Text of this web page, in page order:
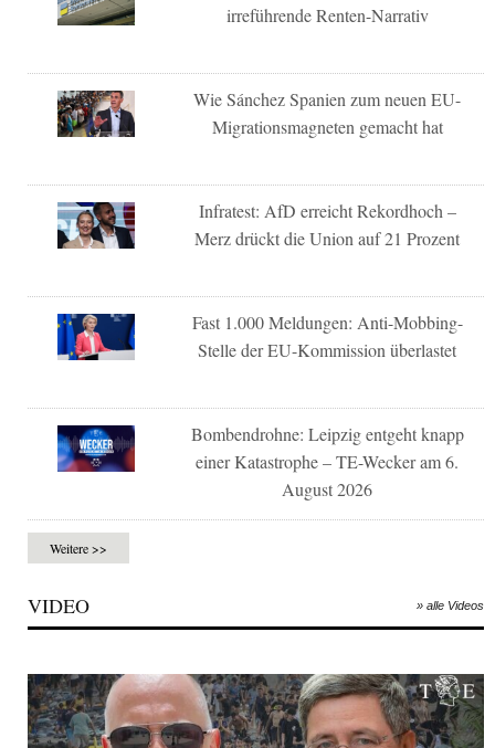
irreführende Renten-Narrativ
Wie Sánchez Spanien zum neuen EU-
Migrationsmagneten gemacht hat
Infratest: AfD erreicht Rekordhoch –
Merz drückt die Union auf 21 Prozent
Fast 1.000 Meldungen: Anti-Mobbing-
Stelle der EU-Kommission überlastet
Bombendrohne: Leipzig entgeht knapp
einer Katastrophe – TE-Wecker am 6.
August 2026
Weitere >>
VIDEO » alle Videos